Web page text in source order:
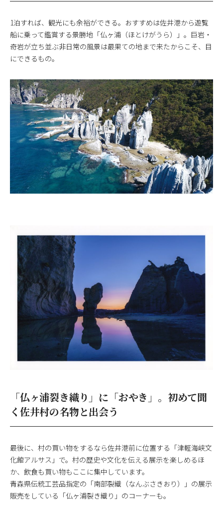
1泊すれば、観光にも余裕ができる。おすすめは佐井港から遊覧
船に乗って鑑賞する景勝地「仏ヶ浦（ほとけがうら）」。巨岩・
奇岩が立ち並ぶ非日常の風景は最果ての地まで来たからこそ、目
にできるもの。
「仏ヶ浦裂き織り」に「おやき」。初めて聞
く佐井村の名物と出会う
最後に、村の買い物をするなら佐井港前に位置する「津軽海峡文
化館アルサス」で。村の歴史や文化を伝える展示を楽しめるほ
か、飲食も買い物もここに集中しています。
青森県伝統工芸品指定の「南部裂織（なんぶさきおり）」の展示
販売をしている「仏ヶ浦裂き織り」のコーナーも。